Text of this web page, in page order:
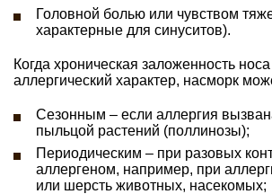
Головной болью или чувством
характерные для синуситов).
Когда хроническая заложенность
аллергический характер, насморк
Сезонным – если аллергия
пыльцой растений (поллинозы);
Периодическим – при разовых
аллергеном, например, при
или шерсть животных, насекомых;